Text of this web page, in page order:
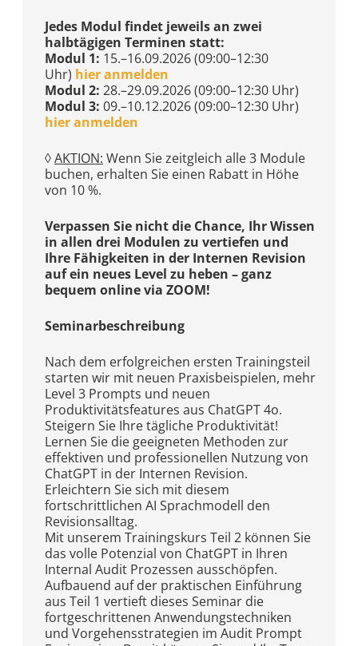
Jedes Modul findet jeweils an zwei
halbtägigen Terminen statt:
Modul 1: 15.–16.09.2026 (09:00–12:30
Uhr) hier anmelden
Modul 2:28.–29.09.2026 (09:00–12:30 Uhr)
Modul 3: 09.–10.12.2026 (09:00–12:30 Uhr)
hier anmelden
◊AKTION: Wenn Sie zeitgleich alle 3 Module
buchen, erhalten Sie einen Rabatt in Höhe
von 10 %.
Verpassen Sie nicht die Chance, Ihr Wissen
in allen drei Modulen zu vertiefen und
Ihre Fähigkeiten in der Internen Revision
auf ein neues Level zu heben – ganz
bequem online via ZOOM!
Seminarbeschreibung
Nach dem erfolgreichen ersten Trainingsteil
starten wir mit neuen Praxisbeispielen, mehr
Level 3 Prompts und neuen
Produktivitätsfeatures aus ChatGPT 4o.
Steigern Sie Ihre tägliche Produktivität!
Lernen Sie die geeigneten Methoden zur
effektiven und professionellen Nutzung von
ChatGPT in der Internen Revision.
Erleichtern Sie sich mit diesem
fortschrittlichen AI Sprachmodell den
Revisionsalltag.
Mit unserem Trainingskurs Teil 2 können Sie
das volle Potenzial von ChatGPT in Ihren
Internal Audit Prozessen ausschöpfen.
Aufbauend auf der praktischen Einführung
aus Teil 1 vertieft dieses Seminar die
fortgeschrittenen Anwendungstechniken
und Vorgehensstrategien im Audit Prompt